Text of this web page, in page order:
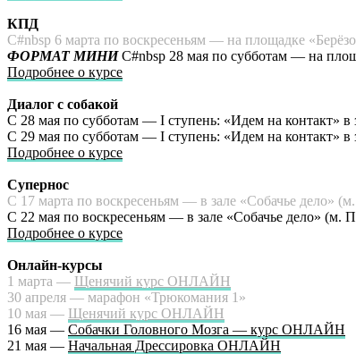
КПД
С#nbsp 6 марта по воскресеньям — на площадке
ФОРМАТ МИНИС#nbsp 28 мая по субботам — на
Подробнее о курсе
Диалог с собакой
С 28 мая по субботам — I ступень: «Идем на контакт» в
С 29 мая по субботам — I ступень: «Идем на контакт» в
Подробнее о курсе
Супернос
С 17 марта по воскресеньям — в зале «Собачье дело»
С 22 мая по воскресеньям — в зале «Собачье дело» (м.
Подробнее о курсе
Онлайн-курсы
1 марта — Щенячий курс ОНЛАЙН
30 апреля — марафон «Трюкомания 1»
10 мая — Щенячий курс ОНЛАЙН
16 мая — Собачки Головного Мозга — курс ОНЛАЙН
21 мая — Начальная Дрессировка ОНЛАЙН